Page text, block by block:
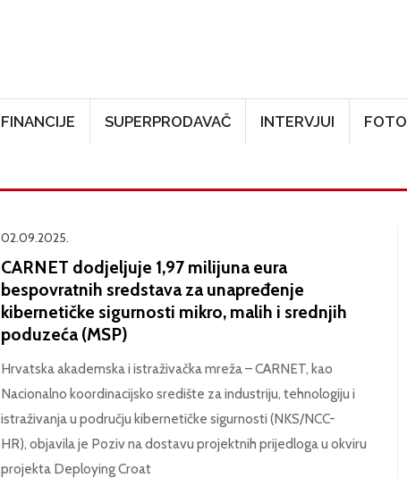
FINANCIJE SUPERPRODAVAČ INTERVJUI FOTO
02.09.2025.
CARNET dodjeljuje 1,97 milijuna eura
bespovratnih sredstava za unapređenje
kibernetičke sigurnosti mikro, malih i srednjih
poduzeća (MSP)
Hrvatska akademska i istraživačka mreža – CARNET, kao
Nacionalno koordinacijsko središte za industriju, tehnologiju i
istraživanja u području kibernetičke sigurnosti (NKS/NCC-
HR), objavila je Poziv na dostavu projektnih prijedloga u okviru
projekta Deploying Croat